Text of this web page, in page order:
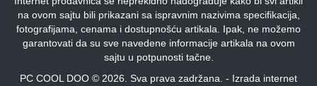
na ovom sajtu bili prikazani sa ispravnim nazivima specifikacija,
fotografijama, cenama i dostupnošću artikala. Ipak, ne možemo
garantovati da su sve navedene informacije artikala na ovom
sajtu u potpunosti tačne.
PC COOL DOO © 2026. Sva prava zadržana. - Izrada internet